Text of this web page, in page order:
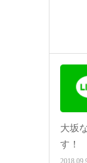
大坂
す！